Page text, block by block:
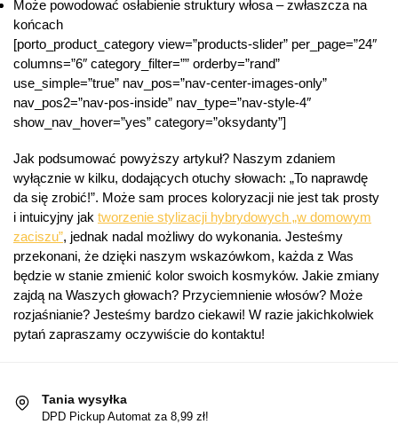
Może powodować osłabienie struktury włosa – zwłaszcza na
końcach
[porto_product_category view=”products-slider” per_page=”24″
columns=”6″ category_filter=”” orderby=”rand”
use_simple=”true” nav_pos=”nav-center-images-only”
nav_pos2=”nav-pos-inside” nav_type=”nav-style-4″
show_nav_hover=”yes” category=”oksydanty”]
Jak podsumować powyższy artykuł? Naszym zdaniem
wyłącznie w kilku, dodających otuchy słowach: „To naprawdę
da się zrobić!”. Może sam proces koloryzacji nie jest tak prosty
i intuicyjny jak tworzenie stylizacji hybrydowych „w domowym
zaciszu”, jednak nadal możliwy do wykonania. Jesteśmy
przekonani, że dzięki naszym wskazówkom, każda z Was
będzie w stanie zmienić kolor swoich kosmyków. Jakie zmiany
zajdą na Waszych głowach? Przyciemnienie włosów? Może
rozjaśnianie? Jesteśmy bardzo ciekawi! W razie jakichkolwiek
pytań zapraszamy oczywiście do kontaktu!
Tania wysyłka
DPD Pickup Automat za 8,99 zł!